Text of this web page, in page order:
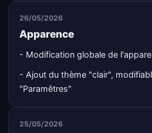
26/05/2026
Apparence
- Modification globale de
- Ajout du thème "clair",
"Paramêtres"
25/05/2026